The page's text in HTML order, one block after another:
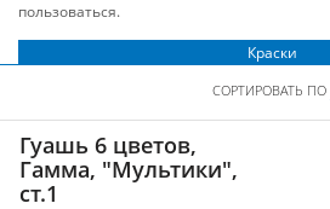
пользоваться.
Краски
СОРТИРОВАТЬ ПО
Гуашь 6 цветов,
Гамма, "Мультики",
ст.1